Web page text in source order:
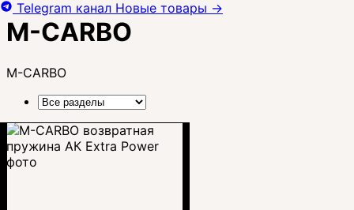
M-CARBO
M-CARBO
Telegram канал Новые товары →